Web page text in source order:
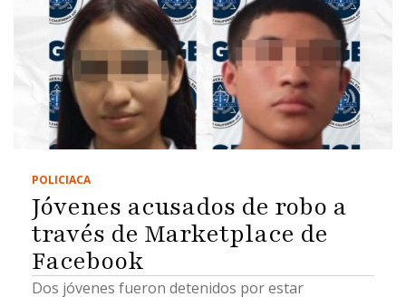
POLICIACA
Jóvenes acusados de robo a
través de Marketplace de
Facebook
Dos jóvenes fueron detenidos por estar